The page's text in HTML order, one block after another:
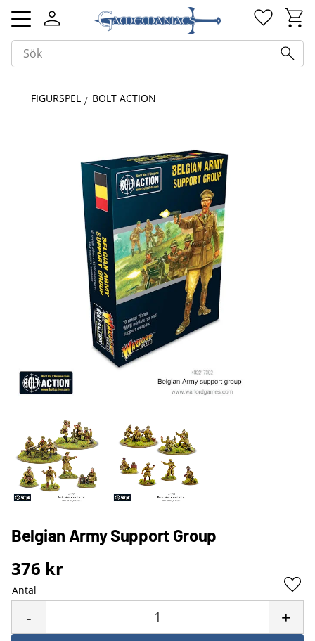
Meny
FIGURSPEL BOLT ACTION
Belgian Army Support Group
376 kr
Antal
+
-